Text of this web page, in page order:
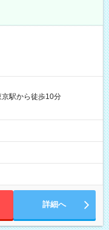
京駅から徒歩10分
詳細へ